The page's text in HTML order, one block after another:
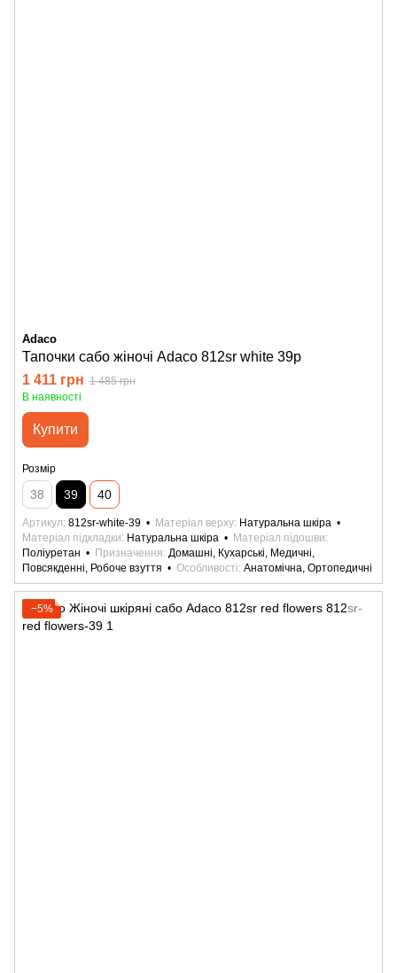
Adaco
Тапочки сабо жіночі Adaco 812sr white 39р
1 411 грн 1 485 грн
В наявності
Купити
Розмір
38 39 40
Артикул 812sr-white-39 Матеріал верху Натуральна шкіра
Матеріал підкладки
Натуральна шкіра
Матеріал підошви
Поліуретан
Призначення Домашні, Кухарські, Медичні,
Повсякденні, Робоче взуття
Особливості Анатомічна, Ортопедичні
−5%